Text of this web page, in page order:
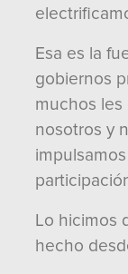
Esa es la
gobiernos
muchos
nosotros y
Lo hicimos
hecho